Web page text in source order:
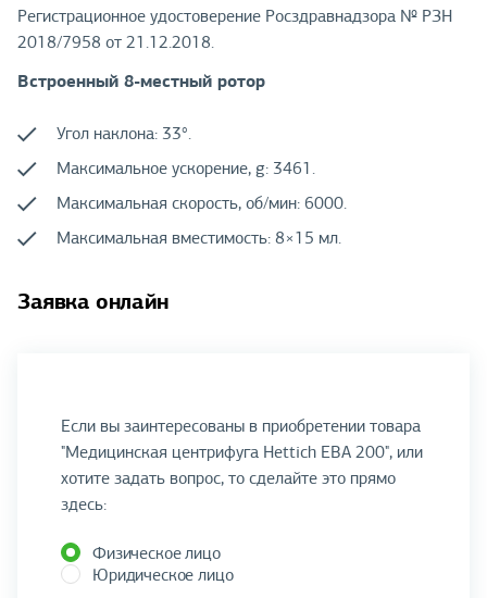
Регистрационное удостоверение Росздравнадзора № РЗН
2018/7958 от 21.12.2018.
Встроенный 8-местный ротор
Угол наклона: 33°.
Максимальное ускорение, g: 3461.
Максимальная скорость, об/мин: 6000.
Максимальная вместимость: 8×15 мл.
Заявка онлайн
Если вы заинтересованы в приобретении товара
"Медицинская центрифуга Hettich EBA 200", или
хотите задать вопрос, то сделайте это прямо
здесь:
Физическое лицо
Юридическое лицо